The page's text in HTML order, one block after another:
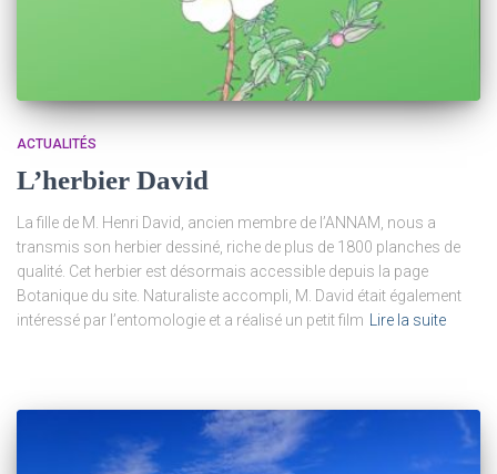
ACTUALITÉS
L’herbier David
La fille de M. Henri David, ancien membre de l’ANNAM, nous a
transmis son herbier dessiné, riche de plus de 1800 planches de
qualité. Cet herbier est désormais accessible depuis la page
Botanique du site. Naturaliste accompli, M. David était également
intéressé par l’entomologie et a réalisé un petit film Lire la suite